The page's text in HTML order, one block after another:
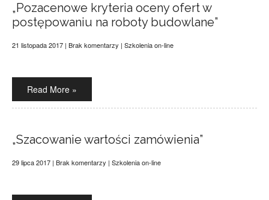
„Pozacenowe kryteria oceny ofert w
postępowaniu na roboty budowlane”
21 listopada 2017 | Brak komentarzy | Szkolenia on-line
Read More »
„Szacowanie wartości zamówienia”
29 lipca 2017 | Brak komentarzy | Szkolenia on-line